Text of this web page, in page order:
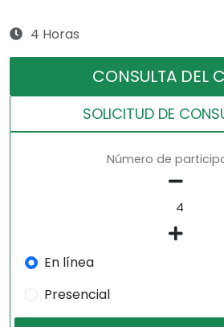
4 Horas
CONSULTA DEL
SOLICITUD DE
Número de
En línea
Presencial